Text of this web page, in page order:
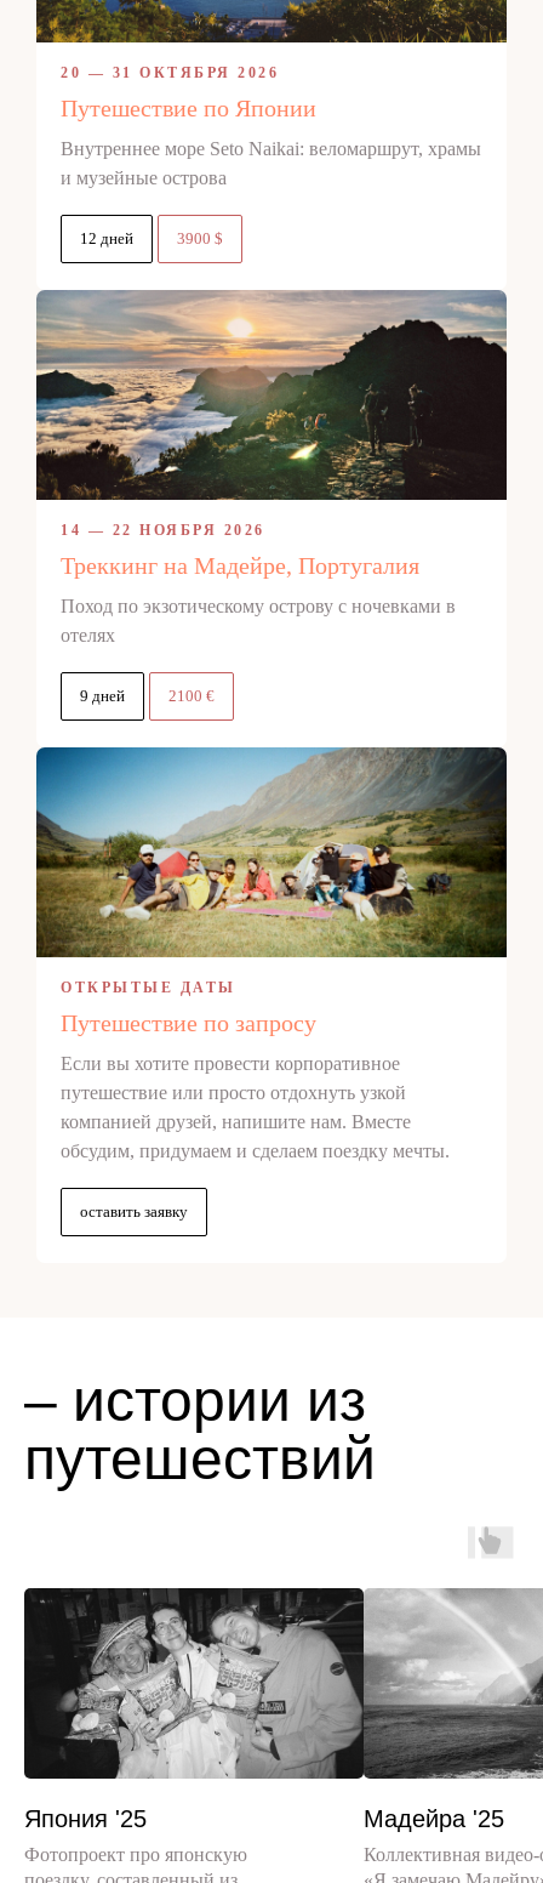
20 — 31 ОКТЯБРЯ 2026
Путешествие по Японии
Внутреннее море Seto Naikai: веломаршрут, храмы
и музейные острова
12 дней 3900 $
14 — 22 НОЯБРЯ 2026
Треккинг на Мадейре, Португалия
Поход по экзотическому острову с ночевками в
отелях
9 дней 2100 €
ОТКРЫТЫЕ ДАТЫ
Путешествие по запросу
Если вы хотите провести корпоративное
путешествие или просто отдохнуть узкой
компанией друзей, напишите нам. Вместе
обсудим, придумаем и сделаем поездку мечты.
оставить заявку
– истории из
путешествий
Япония '25
Фотопроект про японскую
Мадейра '25
Коллективная